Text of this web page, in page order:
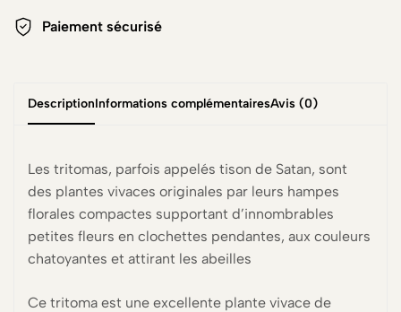
Paiement sécurisé
DescriptionInformations complémentairesAvis (0)
Les tritomas, parfois appelés tison de Satan, sont
des plantes vivaces originales par leurs hampes
florales compactes supportant d’innombrables
petites fleurs en clochettes pendantes, aux couleurs
chatoyantes et attirant les abeilles
Ce tritoma est une excellente plante vivace de